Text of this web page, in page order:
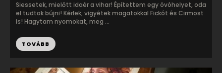
Siessetek, mielőtt idaér a vihar! Építettem egy óvóhelyet, oda
el tudtok bújni! Kérlek, vigyétek magatokkal Fickót és Cirmost
is! Hagytam nyomokat, meg ...
TOVÁBB